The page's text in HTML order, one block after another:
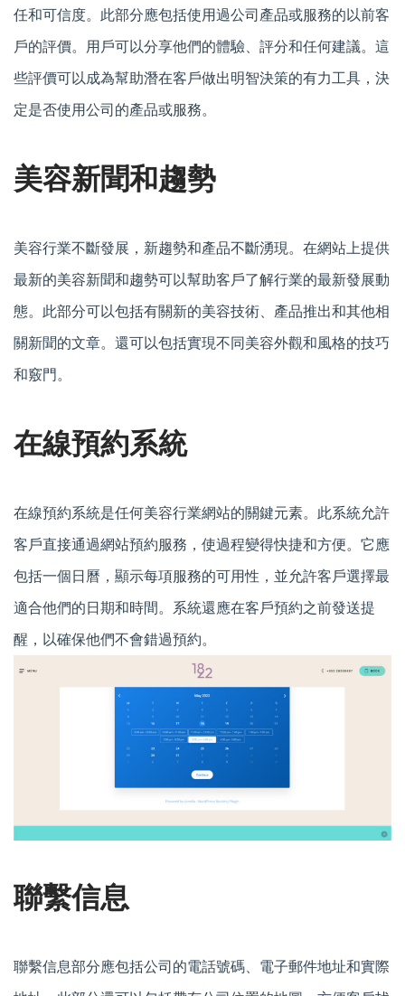
任和可信度。此部分應包括使用過公司產品或服務的以前客
戶的評價。用戶可以分享他們的體驗、評分和任何建議。這
些評價可以成為幫助潛在客戶做出明智決策的有力工具，決
定是否使用公司的產品或服務。
美容新聞和趨勢
美容行業不斷發展，新趨勢和產品不斷湧現。在網站上提供
最新的美容新聞和趨勢可以幫助客戶了解行業的最新發展動
態。此部分可以包括有關新的美容技術、產品推出和其他相
關新聞的文章。還可以包括實現不同美容外觀和風格的技巧
和竅門。
在線預約系統
在線預約系統是任何美容行業網站的關鍵元素。此系統允許
客戶直接通過網站預約服務，使過程變得快捷和方便。它應
包括一個日曆，顯示每項服務的可用性，並允許客戶選擇最
適合他們的日期和時間。系統還應在客戶預約之前發送提
醒，以確保他們不會錯過預約。
聯繫信息
聯繫信息部分應包括公司的電話號碼、電子郵件地址和實際